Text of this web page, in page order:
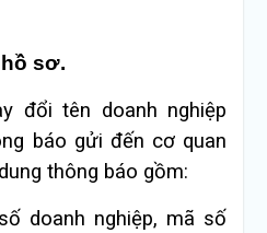
sơ.
đổi tên doanh nghiệp
báo gửi đến cơ quan
thông báo gồm:
doanh nghiệp, mã số